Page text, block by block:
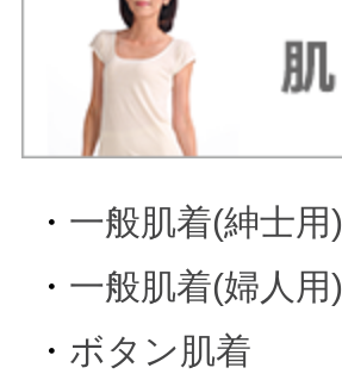
・ 一般肌着(紳士用)
・ 一般肌着(婦人用)
・ ボタン肌着